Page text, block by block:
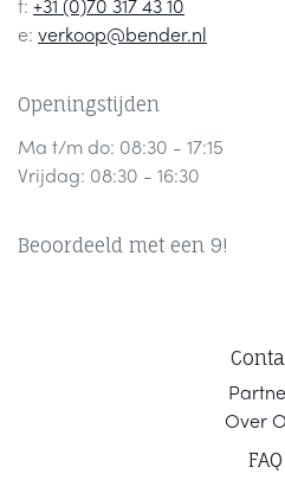
t: +31 (0)70 317 43 10
e: verkoop@bender.nl
Openingstijden
Ma t/m do: 08:30 - 17:15
Vrijdag: 08:30 - 16:30
Beoordeeld met een 9!
Part
Over
FAQ